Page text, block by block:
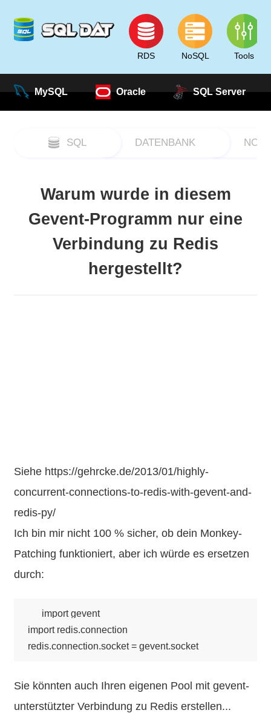
RDS NoSQL Tools
MySQL Oracle SQL Server
SQL DATENBANK
Warum wurde in diesem
Gevent-Programm nur eine
Verbindung zu Redis
hergestellt?
Siehe https://gehrcke.de/2013/01/highly-
concurrent-connections-to-redis-with-gevent-and-
redis-py/
Ich bin mir nicht 100 % sicher, ob dein Monkey-
Patching funktioniert, aber ich würde es ersetzen
durch:
import gevent
import redis.connection
redis.connection.socket = gevent.socket
Sie könnten auch Ihren eigenen Pool mit gevent-
unterstützter Verbindung zu Redis erstellen...